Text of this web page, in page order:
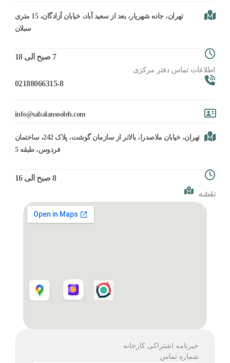
تهران، جاده شهریار، بعد از سعید آباد، خیابان آزادگان، 15 متری
سبلان
7 صبح الی 18
اطلاعات تماس دفتر مرکزی
02188066315-8
moc.heloosnalabas@ofni
تهران، خیابان ملاصدرا، بالاتر از سازمان گوشت، پلاک 242، ساختمان
فردوس، طبقه 5
8 صبح الی 16
نقشه
خبرنامه اشتراکی کارخانه
شماره تماس